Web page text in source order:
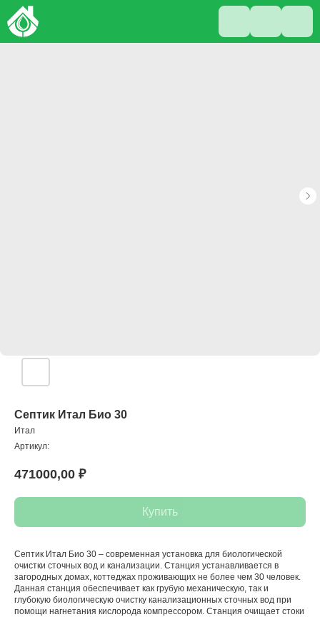
Септик Итал Био 30
Итал
Артикул:
471000,00 ₽
Купить
Септик Итал Био 30 – современная установка для биологической
очистки сточных вод и канализации. Станция устанавливается в
загородных домах, коттеджах проживающих не более чем 30 человек.
Данная станция обеспечивает как грубую механическую, так и
глубокую биологическую очистку канализационных сточных вод при
помощи нагнетания кислорода компрессором. Станция очищает стоки